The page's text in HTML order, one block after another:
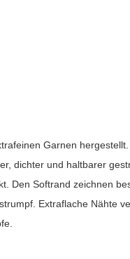
Garnen
dichter und haltbarer
Den Softrand zeichnen
Extraflache Nähte